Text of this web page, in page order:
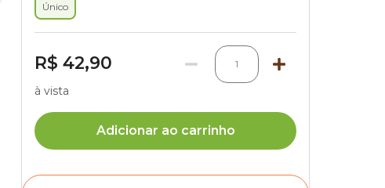
Único
R$ 42,90 1
à vista
Adicionar ao carrinho